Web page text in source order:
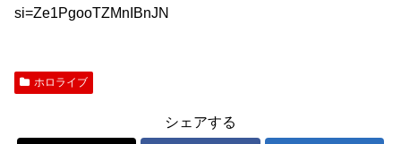
si=Ze1PgooTZMnIBnJN
ホロライブ
シェアする